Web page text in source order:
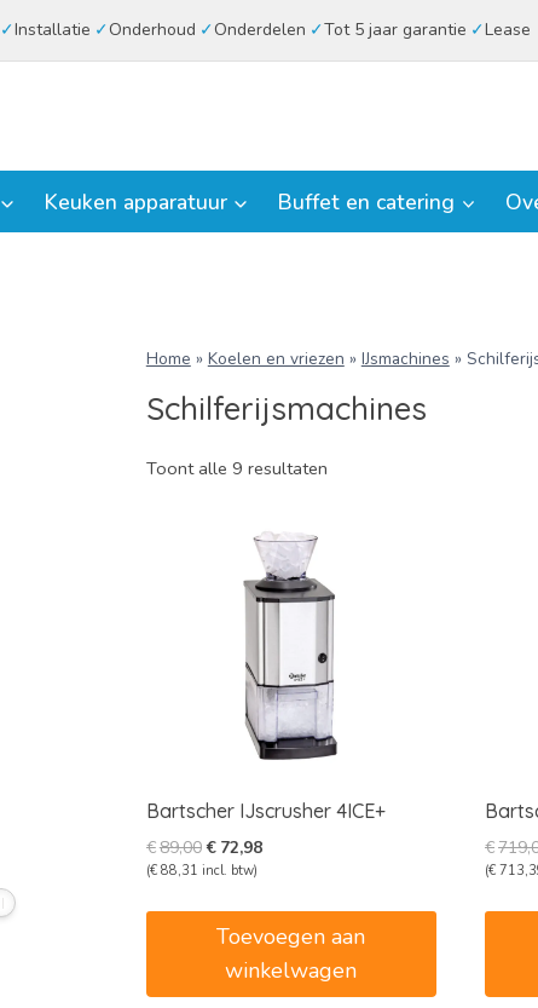
Installatie Onderhoud Onderdelen Tot 5 jaar garantie Lease
Keuken apparatuur Buffet en catering
Home » Koelen en vriezen » IJsmachines »
Schilferijsmachines
Toont alle 9 resultaten
Bartscher IJscrusher 4ICE+
€89,00Oorspronkelijke
prijs
€89,00.
€ 72,98Huidige
(€ 88,31 incl. btw)
Toevoegen aan
winkelwagen
€
(€